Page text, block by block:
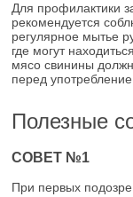
Для профилактики
рекомендуется
регулярное мытье
где могут
мясо свинины
перед
Полезные
СОВЕТ №1
При первых